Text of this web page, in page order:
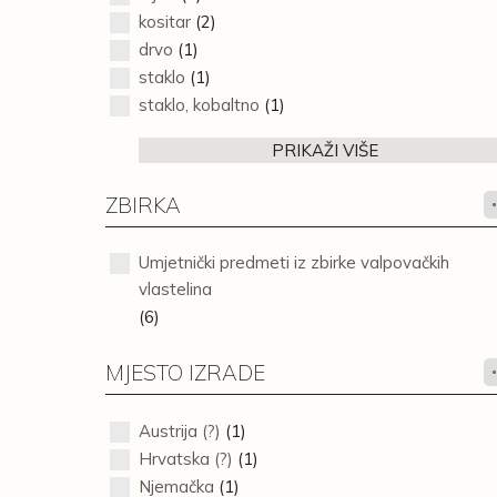
kositar(2)
drvo (1)
staklo (1)
staklo, kobaltno (1)
PRIKAŽI VIŠE
ZBIRKA
Umjetnički predmeti iz zbirke valpovačkih
vlastelina
(6)
MJESTO IZRADE
Austrija (?) (1)
Hrvatska (?) (1)
Njemačka (1)